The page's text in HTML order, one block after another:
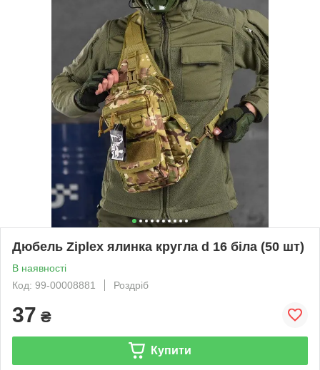
Дюбель Ziplex ялинка кругла d 16 біла (50 шт)
В наявності
Код: 99-00008881
Роздріб
37 ₴
Купити